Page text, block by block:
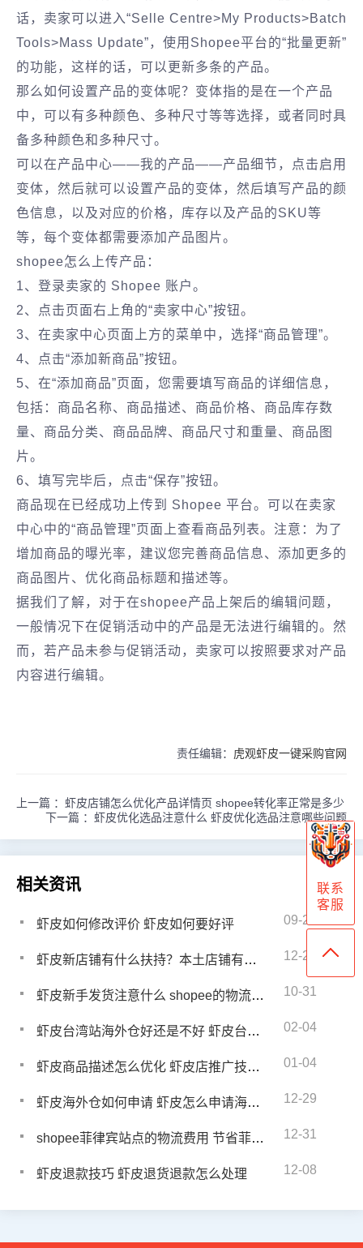
话，卖家可以进入“Selle Centre>My Products>Batch
Tools>Mass Update”，使用Shopee平台的“批量更新”
的功能，这样的话，可以更新多条的产品。
那么如何设置产品的变体呢？变体指的是在一个产品
中，可以有多种颜色、多种尺寸等等选择，或者同时具
备多种颜色和多种尺寸。
可以在产品中心——我的产品——产品细节，点击启用
变体，然后就可以设置产品的变体，然后填写产品的颜
色信息，以及对应的价格，库存以及产品的SKU等
等，每个变体都需要添加产品图片。
shopee怎么上传产品：
1、登录卖家的 Shopee 账户。
2、点击页面右上角的“卖家中心”按钮。
3、在卖家中心页面上方的菜单中，选择“商品管理”。
4、点击“添加新商品”按钮。
5、在“添加商品”页面，您需要填写商品的详细信息，
包括：商品名称、商品描述、商品价格、商品库存数
量、商品分类、商品品牌、商品尺寸和重量、商品图
片。
6、填写完毕后，点击“保存”按钮。
商品现在已经成功上传到 Shopee 平台。可以在卖家
中心中的“商品管理”页面上查看商品列表。注意：为了
增加商品的曝光率，建议您完善商品信息、添加更多的
商品图片、优化商品标题和描述等。
据我们了解，对于在shopee产品上架后的编辑问题，
一般情况下在促销活动中的产品是无法进行编辑的。然
而，若产品未参与促销活动，卖家可以按照要求对产品
内容进行编辑。
责任编辑： 虎观虾皮一键采购官网
上一篇 ： 虾皮店铺怎么优化产品详情页 shopee转化率正常是多少
下一篇 ： 虾皮优化选品注意什么 虾皮优化选品注意哪些问题
相关资讯
虾皮如何修改评价 虾皮如何要好评 09-27
虾皮新店铺有什么扶持？本土店铺有什么优势吗 12-23
虾皮新手发货注意什么 shopee的物流解决方案 10-31
虾皮台湾站海外仓好还是不好 虾皮台湾站有必要做海外仓吗 02-04
虾皮商品描述怎么优化 虾皮店推广技巧有哪些呢 01-04
虾皮海外仓如何申请 虾皮怎么申请海外仓 12-29
shopee菲律宾站点的物流费用 节省菲律宾虾皮物流成本的措施 12-31
虾皮退款技巧 虾皮退货退款怎么处理 12-08
联系
客服